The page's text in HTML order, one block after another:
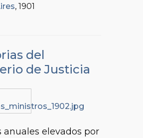
, 1901
del
de Justicia
anuales elevados por